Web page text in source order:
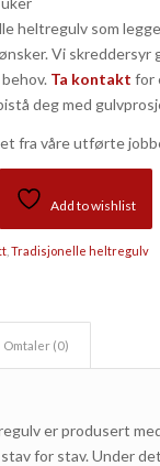
heltregulv som
Vi skreddersyr
Ta kontakt for
deg med
fra våre utførte
Add to wishlist
, Tradisjonelle heltregulv
Omtaler (0)
er produsert
for stav. Under